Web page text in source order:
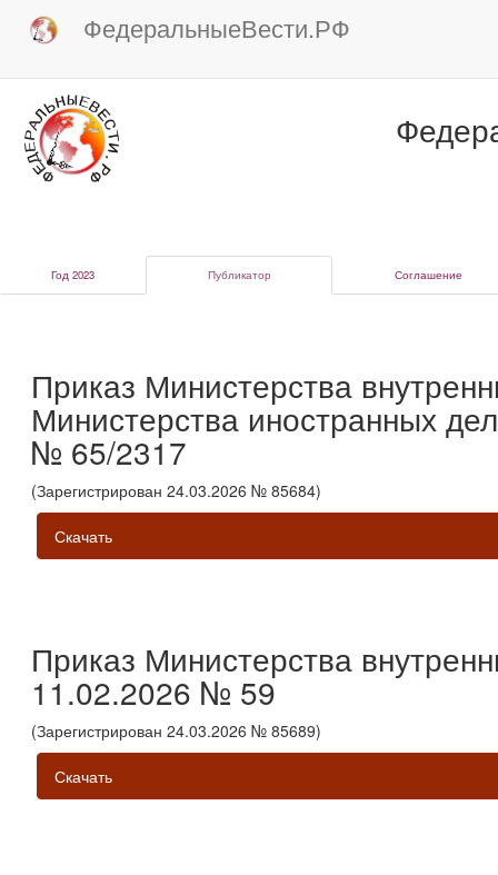
ФедеральныеВести.РФ
Год 2023 Публикатор Соглашение
Приказ Министерства
Министерства иностранных
№ 65/2317
(Зарегистрирован 24.03.2026 № 85684)
Скачать
Приказ Министерства
11.02.2026 № 59
(Зарегистрирован 24.03.2026 № 85689)
Скачать